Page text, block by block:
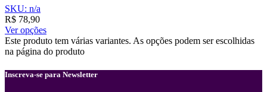
SKU: n/a
R$ 78,90
Ver opções
Este produto tem várias variantes. As opções podem ser escolhidas
na página do produto
Inscreva-se para Newsletter